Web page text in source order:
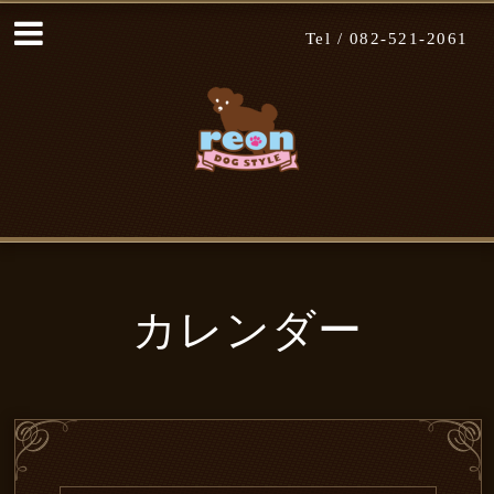
Tel / 082-521-2061
カレンダー